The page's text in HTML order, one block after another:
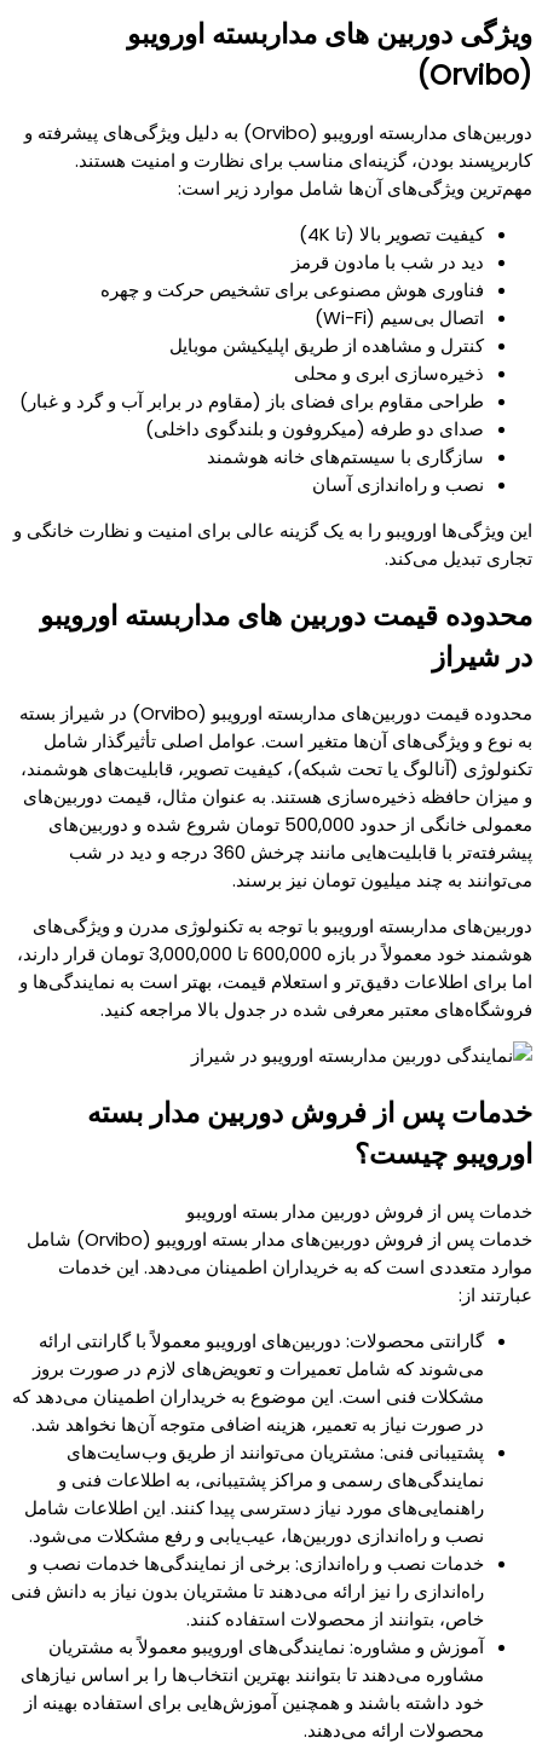
ویژگی دوربین های مداربسته اورویبو
(Orvibo)
دوربین‌های مداربسته اورویبو (Orvibo) به دلیل ویژگی‌های پیشرفته و
کاربرپسند بودن، گزینه‌ای مناسب برای نظارت و امنیت هستند.
مهم‌ترین ویژگی‌های آن‌ها شامل موارد زیر است:
کیفیت تصویر بالا (تا 4K)
دید در شب با مادون قرمز
فناوری هوش مصنوعی برای تشخیص حرکت و چهره
اتصال بی‌سیم (Wi-Fi)
کنترل و مشاهده از طریق اپلیکیشن موبایل
ذخیره‌سازی ابری و محلی
طراحی مقاوم برای فضای باز (مقاوم در برابر آب و گرد و غبار)
صدای دو طرفه (میکروفون و بلندگوی داخلی)
سازگاری با سیستم‌های خانه هوشمند
نصب و راه‌اندازی آسان
این ویژگی‌ها اورویبو را به یک گزینه عالی برای امنیت و نظارت خانگی و
تجاری تبدیل می‌کند.
محدوده قیمت دوربین های مداربسته اورویبو
در شیراز
محدوده قیمت دوربین‌های مداربسته اورویبو (Orvibo) در شیراز بسته
به نوع و ویژگی‌های آن‌ها متغیر است. عوامل اصلی تأثیرگذار شامل
تکنولوژی (آنالوگ یا تحت شبکه)، کیفیت تصویر، قابلیت‌های هوشمند،
و میزان حافظه ذخیره‌سازی هستند. به عنوان مثال، قیمت دوربین‌های
معمولی خانگی از حدود 500,000 تومان شروع شده و دوربین‌های
پیشرفته‌تر با قابلیت‌هایی مانند چرخش 360 درجه و دید در شب
می‌توانند به چند میلیون تومان نیز برسند.
دوربین‌های مداربسته اورویبو با توجه به تکنولوژی مدرن و ویژگی‌های
هوشمند خود معمولاً در بازه 600,000 تا 3,000,000 تومان قرار دارند،
اما برای اطلاعات دقیق‌تر و استعلام قیمت، بهتر است به نمایندگی‌ها و
فروشگاه‌های معتبر معرفی شده در جدول بالا مراجعه کنید.
خدمات پس از فروش دوربین مدار بسته
اورویبو چیست؟
خدمات پس از فروش دوربین مدار بسته اورویبو
خدمات پس از فروش دوربین‌های مدار بسته اورویبو (Orvibo) شامل
موارد متعددی است که به خریداران اطمینان می‌دهد. این خدمات
عبارتند از:
گارانتی محصولات: دوربین‌های اورویبو معمولاً با گارانتی ارائه
می‌شوند که شامل تعمیرات و تعویض‌های لازم در صورت بروز
مشکلات فنی است. این موضوع به خریداران اطمینان می‌دهد که
در صورت نیاز به تعمیر، هزینه اضافی متوجه آن‌ها نخواهد شد.
پشتیبانی فنی: مشتریان می‌توانند از طریق وب‌سایت‌های
نمایندگی‌های رسمی و مراکز پشتیبانی، به اطلاعات فنی و
راهنمایی‌های مورد نیاز دسترسی پیدا کنند. این اطلاعات شامل
نصب و راه‌اندازی دوربین‌ها، عیب‌یابی و رفع مشکلات می‌شود​.
خدمات نصب و راه‌اندازی: برخی از نمایندگی‌ها خدمات نصب و
راه‌اندازی را نیز ارائه می‌دهند تا مشتریان بدون نیاز به دانش فنی
خاص، بتوانند از محصولات استفاده کنند​.
آموزش و مشاوره: نمایندگی‌های اورویبو معمولاً به مشتریان
مشاوره می‌دهند تا بتوانند بهترین انتخاب‌ها را بر اساس نیازهای
خود داشته باشند و همچنین آموزش‌هایی برای استفاده بهینه از
محصولات ارائه می‌دهند​.